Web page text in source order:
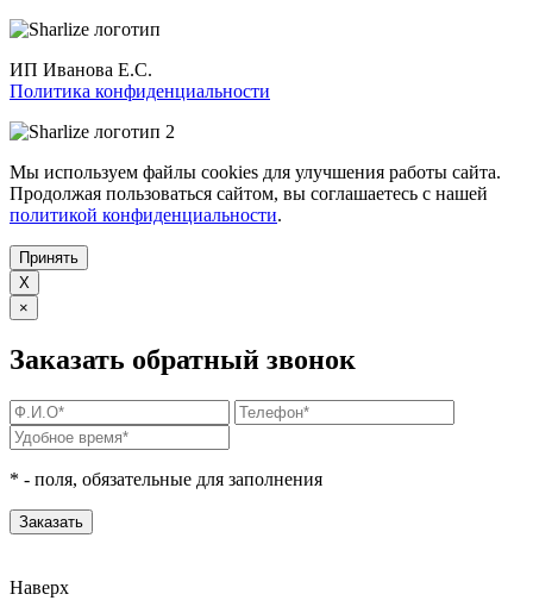
ИП Иванова Е.С.
Политика конфиденциальности
Мы используем файлы cookies для улучшения работы сайта.
Продолжая пользоваться сайтом, вы соглашаетесь с нашей
политикой конфиденциальности.
Принять
X
×
Заказать обратный звонок
* - поля, обязательные для заполнения
Наверх